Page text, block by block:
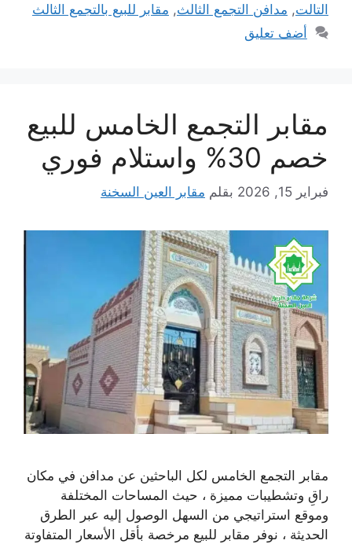
التالت, مدافن التجمع الثالث, مقابر للبيع بالتجمع الثالث
أضف تعليق
مقابر التجمع الخامس للبيع
خصم 30% واستلام فوري
فبراير 15, 2026 بقلم مقابر العين السخنة
مقابر التجمع الخامس لكل الباحثين عن مدافن في مكان
راقِ وتشطيبات مميزة ، حيث المساحات المختلفة
وموقع استراتيجي من السهل الوصول إليه عبر الطرق
الحديثة ، نوفر مقابر للبيع مرخصة بأقل الأسعار المتفاوتة